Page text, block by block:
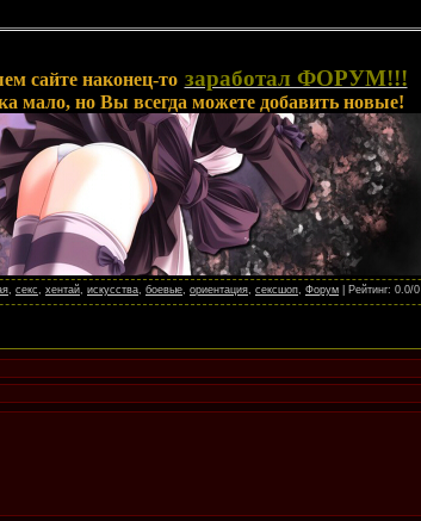
сайте наконец-то заработал ФОРУМ!!!
мало, но Вы всегда можете добавить новые!
секс хентай искусства боевые ориентация сексшоп Форум Рейтинг: 0.0/0